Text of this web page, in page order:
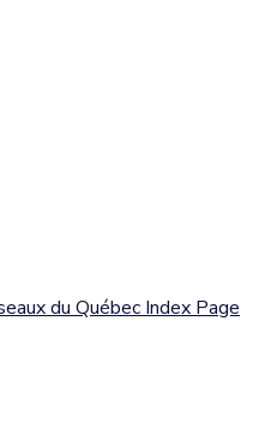
du Québec Index Page